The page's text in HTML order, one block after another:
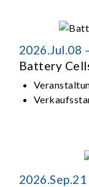
2026.Jul.08
Battery